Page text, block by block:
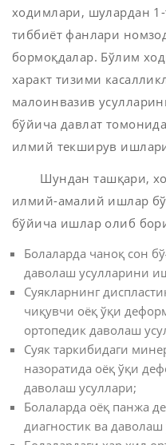
ходимлари, шулардан 1-
тиббиёт фанлари
бормоқдалар. Бўлим
характ тизими
малоинвазив
бўйича давлат
илмий текширув
Шундан ташқари,
илмий-амалий ишлар
бўйича ишлар олиб
Болаларда чаноқ сон
даволаш усулларини
Суякларнинг
чиқувчи оёқ ўқи
ортопедик даволаш
Суяк таркибидаги
назоратида оёқ ўқи
даволаш усуллари;
Болаларда оёқ панжа
диагностик ва